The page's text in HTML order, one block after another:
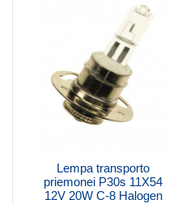
Lempa transporto
priemonei P30s 11X54
12V 20W C-8 Halogen